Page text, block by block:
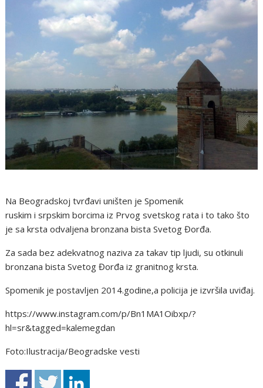
Na Beogradskoj tvrđavi uništen je Spomenik
ruskim i srpskim borcima iz Prvog svetskog rata i to tako što
je sa krsta odvaljena bronzana bista Svetog Đorđa.
Za sada bez adekvatnog naziva za takav tip ljudi, su otkinuli
bronzana bista Svetog Đorđa iz granitnog krsta.
Spomenik je postavljen 2014.godine,a policija je izvršila uviđaj.
https://www.instagram.com/p/Bn1MA1Oibxp/?
hl=sr&tagged=kalemegdan
Foto:Ilustracija/Beogradske vesti